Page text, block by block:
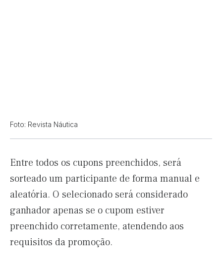
Foto: Revista Náutica
Entre todos os cupons preenchidos, será
sorteado um participante de forma manual e
aleatória. O selecionado será considerado
ganhador apenas se o cupom estiver
preenchido corretamente, atendendo aos
requisitos da promoção.